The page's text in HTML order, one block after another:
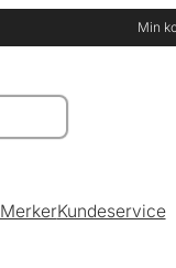
Min
MerkerKundeservice